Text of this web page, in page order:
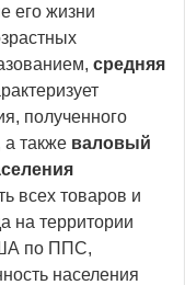
его жизни
средняя
полученного
а также валовый
всех товаров и
на территории
по ППС,
населения